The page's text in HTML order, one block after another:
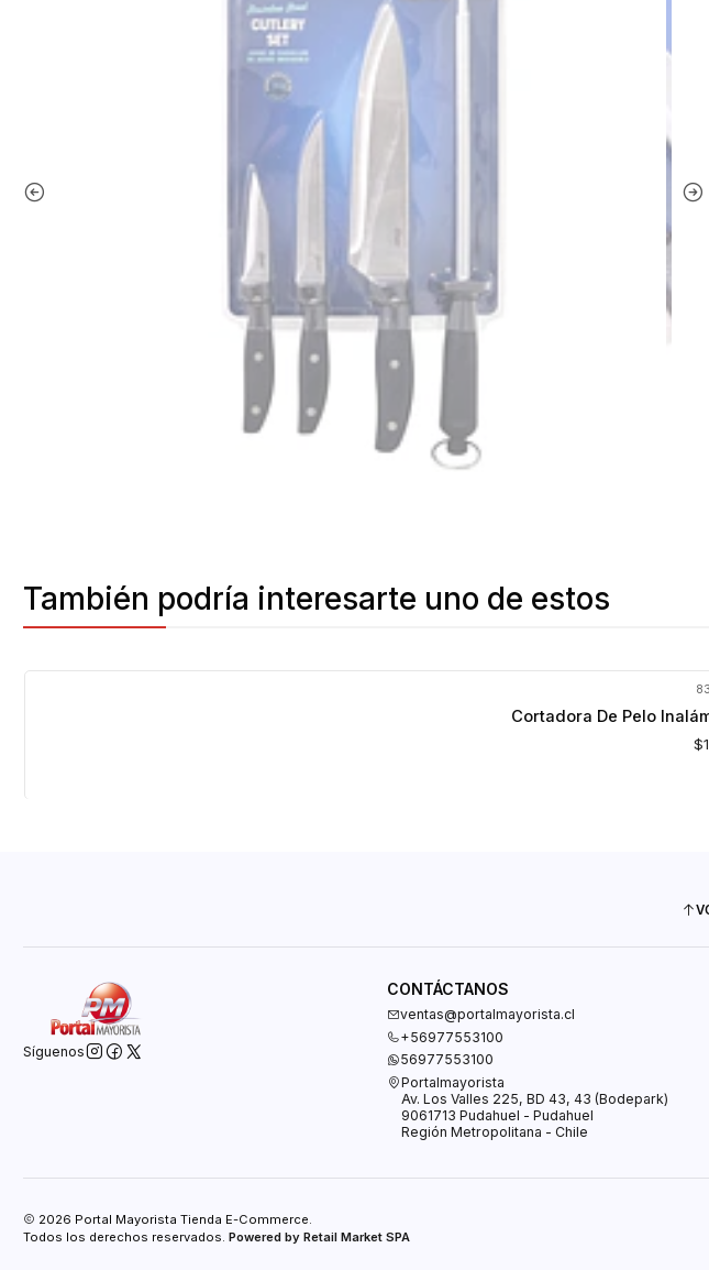
También podría interesarte uno de estos
Cortadora De Pelo
Síguenos
CONTÁCTANOS
ventas@portalmayorista.cl
+56977553100
56977553100
Portalmayorista
Av. Los Valles 225, BD 43, 43 (Bodepark)
9061713 Pudahuel - Pudahuel
Región Metropolitana - Chile
2026 Portal Mayorista Tienda E-Commerce.
Todos los derechos reservados. Powered by Retail Market SPA